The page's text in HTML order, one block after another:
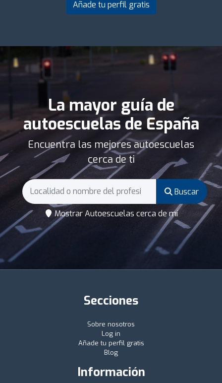
Añade tu perfil gratis
La mayor guía de
autoescuelas de España
Encuentra las mejores autoescuelas
cerca de ti
Buscar
Mostrar Autoescuelas cerca de mí
Secciones
Sobre nosotros
Log in
Añade tu perfil gratis
Blog
Información